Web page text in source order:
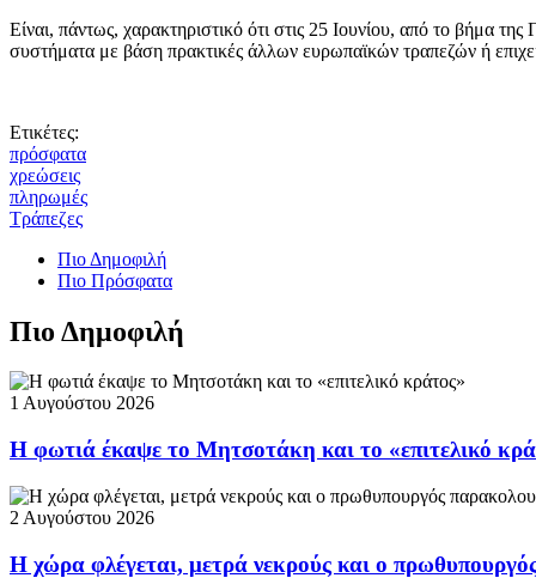
Είναι, πάντως, χαρακτηριστικό ότι στις 25 Ιουνίου, από το βήμα
συστήματα με βάση πρακτικές άλλων ευρωπαϊκών τραπεζών ή
Ετικέτες:
πρόσφατα
χρεώσεις
πληρωμές
Τράπεζες
Πιο Δημοφιλή
Πιο Πρόσφατα
Πιο Δημοφιλή
1 Αυγούστου 2026
Η φωτιά έκαψε το Μητσοτάκη και το «επιτελικό
2 Αυγούστου 2026
Η χώρα φλέγεται, μετρά νεκρούς και ο